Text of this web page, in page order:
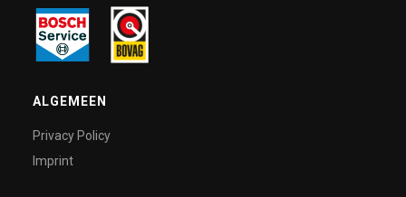
ALGEMEEN
Privacy Policy
Imprint